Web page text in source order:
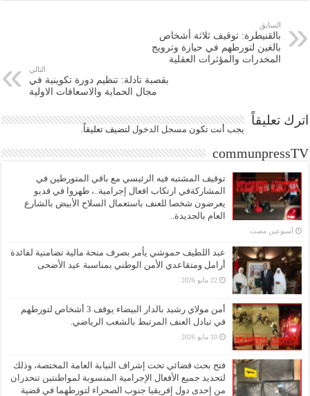
السابق
بالقنيطرة: توقيف ثلاثة أشخاص
بالغين لتورطهم في حيازة وترويج
المخدرات والمؤثرات العقلية
التالي
بقصبة تادلة: تنظيم دورة تكوينية في
مجال الحماية والاسعافات الاولية
اترك تعليقاً
يجب أنت تكون مسجل الدخول لتضيف تعليقاً.
communpressTV
توقيف المشتبه فيه الرئيسي مع باقي المتورطين في
المشاركةفي ارتكاب افعال إجرامية..، ظهروا في فديو
يعرضون شخصا للعنف باستعمال السلاح الأبيض بالشارع
العام بالجديدة..
‏أسبوعين مضت
عبد اللطيف حموشي يأمر بصرف منحة مالية تضامنية لفائدة
أرامل ومتقاعدي الأمن الوطني بمناسبة عيد الأضحى
22 مايو 2026
أمن مولاي رشيد بالدار البيضاء يوقف 3 أشخاص لتورطهم
في تبادل العنف المرتبط بالشغب الرياضي.
10 مايو 2026
فتح بحث قضائي تحت إشراف النيابة العامة المختصة، وذلك
لتحديد جميع الأفعال الإجرامية المنسوبة لمواطنتين تنحدران
من إحدى دول إفريقيا جنوب الصحراء لتورطهما في قضية